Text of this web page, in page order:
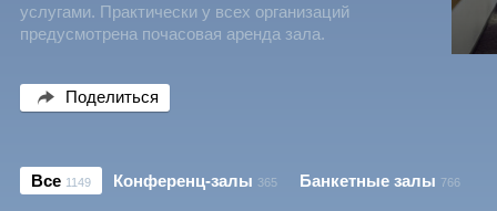
услугами. Практически у всех организаций
предусмотрена почасовая аренда зала.
Поделиться
Все 1149 Конференц-залы 365 Банкетные залы 766